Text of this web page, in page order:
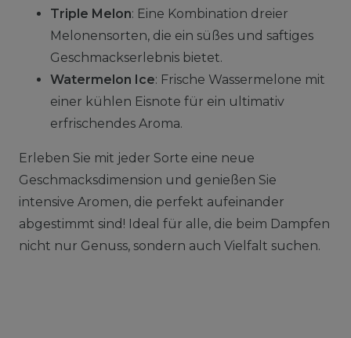
Triple Melon: Eine Kombination dreier
Melonensorten, die ein süßes und saftiges
Geschmackserlebnis bietet.
Watermelon Ice: Frische Wassermelone mit
einer kühlen Eisnote für ein ultimativ
erfrischendes Aroma.
Erleben Sie mit jeder Sorte eine neue
Geschmacksdimension und genießen Sie
intensive Aromen, die perfekt aufeinander
abgestimmt sind! Ideal für alle, die beim Dampfen
nicht nur Genuss, sondern auch Vielfalt suchen.